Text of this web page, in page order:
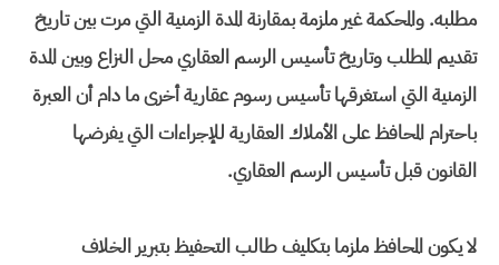
مطلبه. والمحكمة غير ملزمة بمقارنة المدة الزمنية التي مرت بين تاريخ
تقديم المطلب وتاريخ تأسيس الرسم العقاري محل النزاع وبين المدة
الزمنية التي استغرقها تأسيس رسوم عقارية أخرى ما دام أن العبرة
باحترام المحافظ على الأملاك العقارية للإجراءات التي يفرضها
القانون قبل تأسيس الرسم العقاري.
لا يكون المحافظ ملزما بتكليف طالب التحفيظ بتبرير الخلاف